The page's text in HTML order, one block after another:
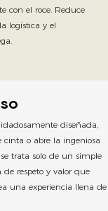
con el roce. Reduce
logística y el
diseñada,
cinta o abre la ingeniosa
trata solo de un simple
respeto y valor que
una experiencia llena de